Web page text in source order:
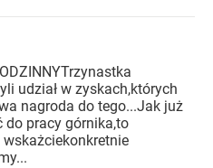
udział w zyskach,których
nagroda do tego...Jak już
do pracy górnika,to